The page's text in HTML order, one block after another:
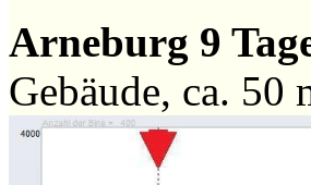
Arneburg 9
Gebäude, ca. 50